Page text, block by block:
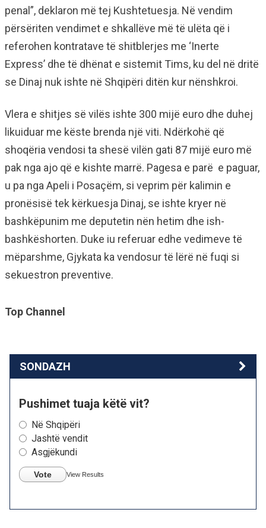
penal”, deklaron më tej Kushtetuesja. Në vendim
përsëriten vendimet e shkallëve më të ulëta që i
referohen kontratave të shitblerjes me ‘Inerte
Express’ dhe të dhënat e sistemit Tims, ku del në dritë
se Dinaj nuk ishte në Shqipëri ditën kur nënshkroi.
Vlera e shitjes së vilës ishte 300 mijë euro dhe duhej
likuiduar me këste brenda një viti. Ndërkohë që
shoqëria vendosi ta shesë vilën gati 87 mijë euro më
pak nga ajo që e kishte marrë. Pagesa e parë e paguar,
u pa nga Apeli i Posaçëm, si veprim për kalimin e
pronësisë tek kërkuesja Dinaj, se ishte kryer në
bashkëpunim me deputetin nën hetim dhe ish-
bashkëshorten. Duke iu referuar edhe vedimeve të
mëparshme, Gjykata ka vendosur të lërë në fuqi si
sekuestron preventive.
Top Channel
SONDAZH
Pushimet tuaja këtë vit?
Në Shqipëri
Jashtë vendit
Asgjëkundi
Vote View Results